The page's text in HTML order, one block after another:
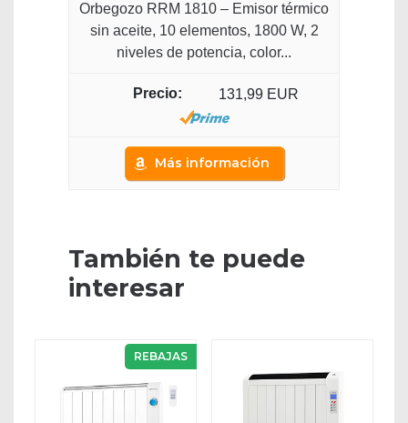
Orbegozo RRM 1810 – Emisor térmico
sin aceite, 10 elementos, 1800 W, 2
niveles de potencia, color...
131,99 EUR
Más información
También te puede
interesar
REBAJAS